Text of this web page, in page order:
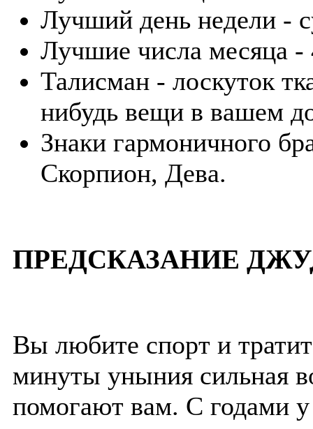
Лучший день недели -
Лучшие числа месяца -
Талисман - лоскуток
нибудь вещи в вашем
Знаки гармоничного
Скорпион, Дева.
ПРЕДСКАЗАНИЕ
Вы любите спорт и
минуты уныния сильная
помогают вам. С годами у